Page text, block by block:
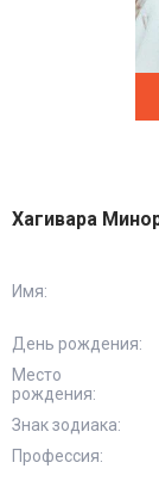
Хагивара
Имя:
День рождения:
Место
рождения:
Знак зодиака:
Профессия: